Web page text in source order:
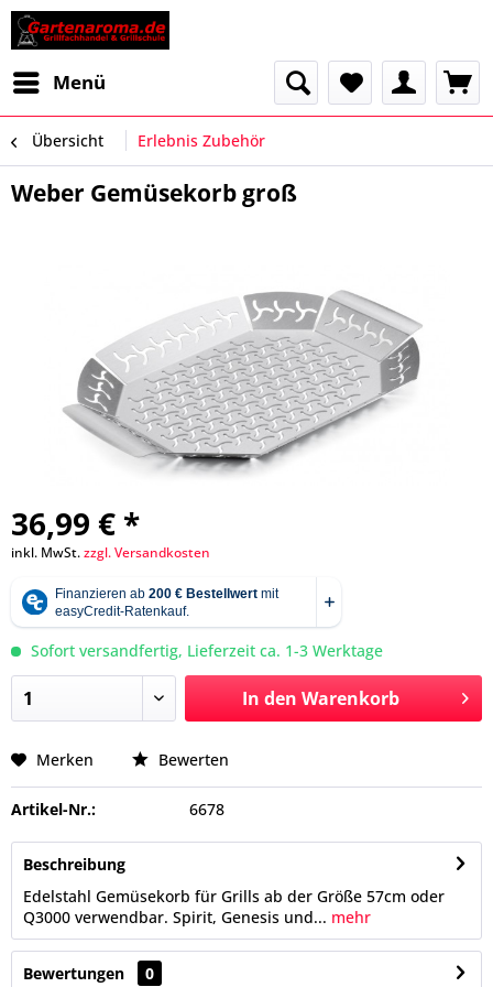
Menü
Übersicht Erlebnis Zubehör
Weber Gemüsekorb groß
36,99 € *
inkl. MwSt.zzgl. Versandkosten
Sofort versandfertig, Lieferzeit ca. 1-3 Werktage
In den Warenkorb
Merken Bewerten
Artikel-Nr.: 6678
Beschreibung
Edelstahl Gemüsekorb für Grills ab der Größe 57cm oder
Q3000 verwendbar. Spirit, Genesis und... mehr
Bewertungen 0